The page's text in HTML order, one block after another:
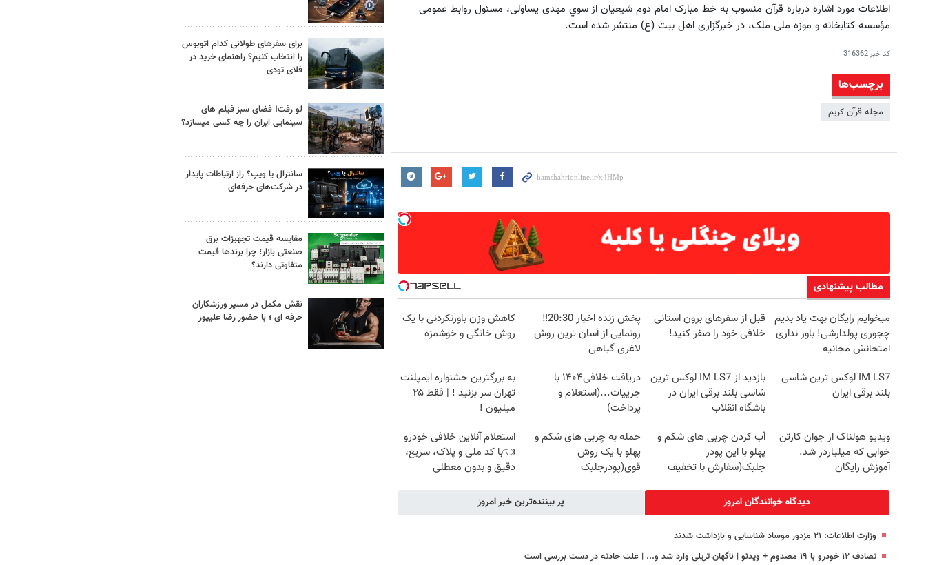
اطلاعات مورد اشاره درباره قرآن منسوب به خط مبارک امام دوم شیعیان از سوي مهدی یساولی، مسئول روابط عمومی
مؤسسه کتابخانه و موزه ملی ملک، در خبرگزاری اهل‌ بیت (ع) منتشر شده است.
کد خبر316362
برچسب‌ها
مجله قرآن کریم
مطالب پیشنهادی
میخوایم رایگان بهت یاد بدیم
چجوری پولدارشی! باور نداری
امتحانش مجانیه
قبل از سفرهای برون استانی
خلافی خود را صفر کنید!
پخش زنده اخبار 20:30‼️
رونمایی از آسان ترین روش
لاغری گیاهی
کاهش وزن باورنکردنی با یک
روش خانگی و خوشمزه
IM LS7 لوکس ترین شاسی
بلند برقی ایران
بازدید از IM LS7 لوکس ترین
شاسی بلند برقی ایران در
باشگاه انقلاب
دریافت خلافی۱۴۰۴ با
جزییات...(استعلام و
پرداخت)
به بزرگترین جشنواره ایمپلنت
تهران سر بزنید ! | فقط ۲۵
میلیون !
ویدیو هولناک از جوان کارتن
خوابی که میلیاردر شد.
آموزش رایگان
آب کردن چربی های شکم و
پهلو با این پودر
جلبک(سفارش با تخفیف
حمله به چربی های شکم و
پهلو با یک روش
قوی(پودرجلبک
استعلام آنلاین خلافی خودرو
👈با کد ملی و پلاک، سریع،
دقیق و بدون معطلی
دیدگاه خوانندگان امروز پر بیننده‌ترین خبر امروز
وزارت اطلاعات: ۲۱ مزدور موساد شناسایی و بازداشت شدند
تصادف ۱۲ خودرو با ۱۹ مصدوم + ویدئو | ناگهان تریلی وارد شد و... | علت حادثه در دست بررسی است
برای سفرهای طولانی کدام اتوبوس
را انتخاب کنیم؟ راهنمای خرید در
فلای تودی
لو رفت! فضای سبز فیلم های
سینمایی ایران را چه کسی میسازد؟
سانترال یا ویپ؟ راز ارتباطات پایدار
در شرکت‌های حرفه‌ای
مقایسه قیمت تجهیزات برق
صنعتی بازار؛ چرا برندها قیمت
متفاوتی دارند؟
نقش مکمل در مسیر ورزشکاران
حرفه ای ؛ با حضور رضا علیپور